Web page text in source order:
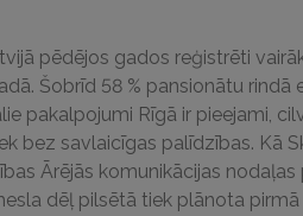
pēdējos gados reģistrēti
Šobrīd 58 % pansionātu rindā
pakalpojumi Rīgā ir pieejami,
bez savlaicīgas palīdzības. Kā
Ārējās komunikācijas
dēļ pilsētā tiek plānota